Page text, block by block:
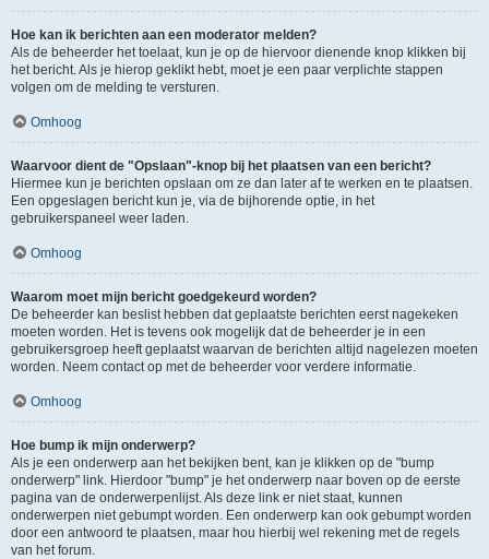
Hoe kan ik berichten aan een moderator melden?
Als de beheerder het toelaat, kun je op de hiervoor dienende knop klikken bij
het bericht. Als je hierop geklikt hebt, moet je een paar verplichte stappen
volgen om de melding te versturen.
Omhoog
Waarvoor dient de "Opslaan"-knop bij het plaatsen van een bericht?
Hiermee kun je berichten opslaan om ze dan later af te werken en te plaatsen.
Een opgeslagen bericht kun je, via de bijhorende optie, in het
gebruikerspaneel weer laden.
Omhoog
Waarom moet mijn bericht goedgekeurd worden?
De beheerder kan beslist hebben dat geplaatste berichten eerst nagekeken
moeten worden. Het is tevens ook mogelijk dat de beheerder je in een
gebruikersgroep heeft geplaatst waarvan de berichten altijd nagelezen moeten
worden. Neem contact op met de beheerder voor verdere informatie.
Omhoog
Hoe bump ik mijn onderwerp?
Als je een onderwerp aan het bekijken bent, kan je klikken op de "bump
onderwerp" link. Hierdoor "bump" je het onderwerp naar boven op de eerste
pagina van de onderwerpenlijst. Als deze link er niet staat, kunnen
onderwerpen niet gebumpt worden. Een onderwerp kan ook gebumpt worden
door een antwoord te plaatsen, maar hou hierbij wel rekening met de regels
van het forum.